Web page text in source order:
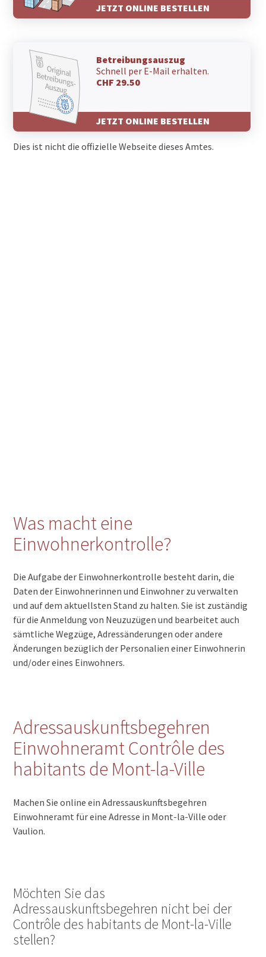
JETZT ONLINE BESTELLEN
Betreibungsauszug
Schnell per E-Mail erhalten.
CHF 29.50
JETZT ONLINE BESTELLEN
Dies ist nicht die offizielle Webseite dieses Amtes.
Was macht eine
Einwohnerkontrolle?
Die Aufgabe der Einwohnerkontrolle besteht darin, die
Daten der Einwohnerinnen und Einwohner zu verwalten
und auf dem aktuellsten Stand zu halten. Sie ist zuständig
für die Anmeldung von Neuzuzügen und bearbeitet auch
sämtliche Wegzüge, Adressänderungen oder andere
Änderungen bezüglich der Personalien einer Einwohnerin
und/oder eines Einwohners.
Adressauskunftsbegehren
Einwohneramt Contrôle des
habitants de Mont-la-Ville
Machen Sie online ein Adressauskunftsbegehren
Einwohneramt für eine Adresse in Mont-la-Ville oder
Vaulion.
Möchten Sie das
Adressauskunftsbegehren nicht bei der
Contrôle des habitants de Mont-la-Ville
stellen?